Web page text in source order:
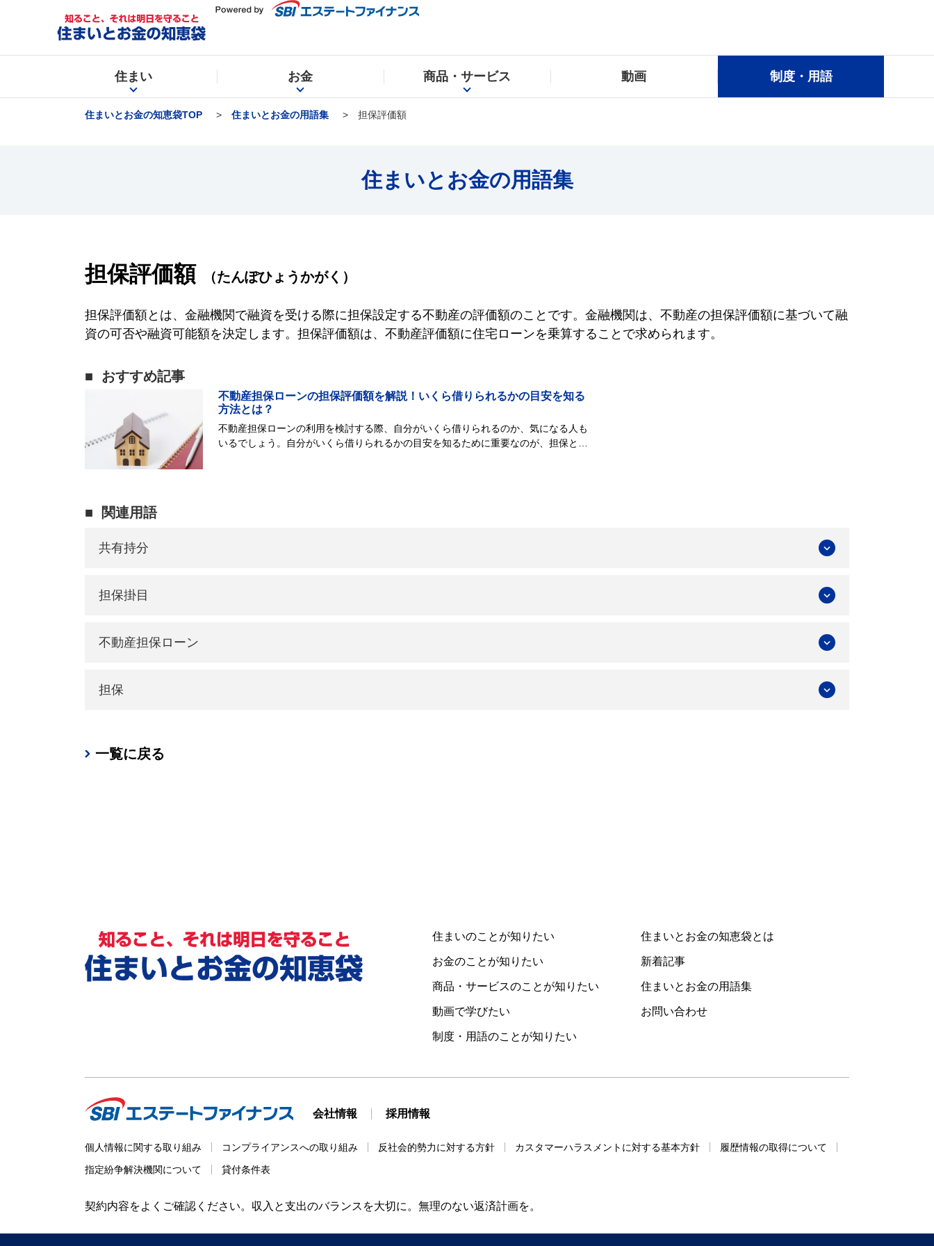
住まい お金 商品・サービス 動画 制度・用語
住まいとお金の知恵袋TOP 住まいとお金の用語集 担保評価額
住まいとお金の用語集
担保評価額 （たんぽひょうかがく）
担保評価額とは、金融機関で融資を受ける際に担保設定する不動産の評価額のことです。金融機関は、不動産の担保評価額に基づいて融
資の可否や融資可能額を決定します。担保評価額は、不動産評価額に住宅ローンを乗算することで求められます。
おすすめ記事
不動産担保ローンの担保評価額を解説！いくら借りられるかの目安を知る
方法とは？
不動産担保ローンの利用を検討する際、自分がいくら借りられるのか、気になる人も
いるでしょう。自分がいくら借りられるかの目安を知るために重要なのが、担保とす
関連用語
共有持分
担保掛目
不動産担保ローン
担保
一覧に戻る
住まいのことが知りたい
お金のことが知りたい
商品・サービスのことが知りたい
動画で学びたい
制度・用語のことが知りたい
住まいとお金の知恵袋とは
新着記事
住まいとお金の用語集
お問い合わせ
会社情報 採用情報
個人情報に関する取り組み コンプライアンスへの取り組み 反社会的勢力に対する方針 カスタマーハラスメントに対する基本方針
履歴情報の取得について
指定紛争解決機関について
貸付条件表
契約内容をよくご確認ください。収入と支出のバランスを大切に。無理のない返済計画を。